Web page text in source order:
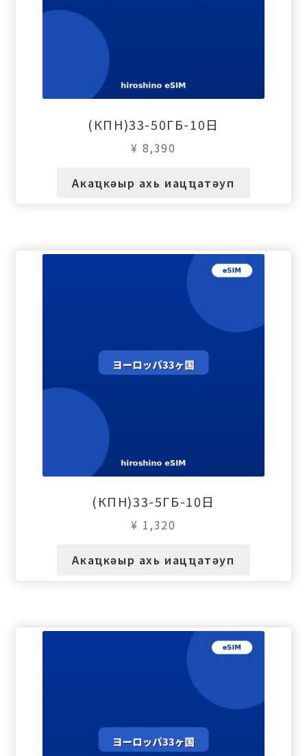
(КПН)33-50ГБ-10日
¥ 8,390
Акаҵкәыр ахь иацҵатәуп
(КПН)33-5ГБ-10日
¥ 1,320
Акаҵкәыр ахь иацҵатәуп